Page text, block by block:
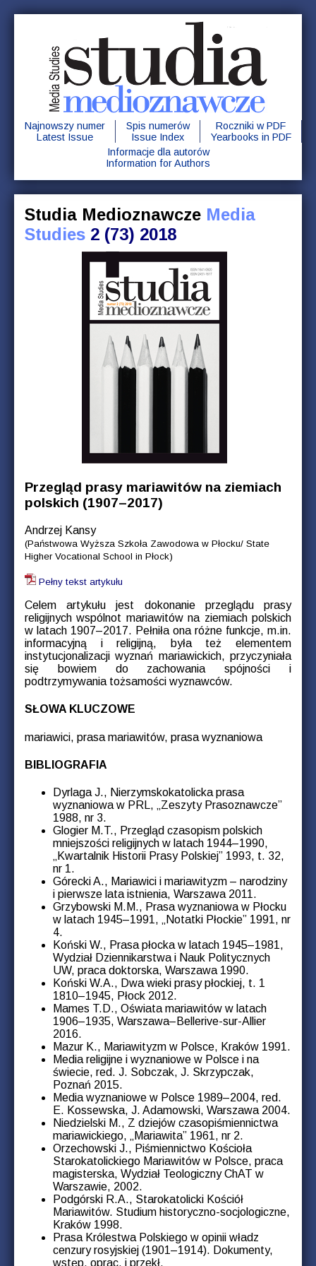
Najnowszy numer
Latest Issue
Spis numerów
Issue Index
Roczniki w PDF
Yearbooks in PDF
Informacje dla autorów
Information for Authors
Studia Medioznawcze Media
Studies 2 (73) 2018
Przegląd prasy mariawitów na ziemiach
polskich (1907–2017)
Andrzej Kansy
(Państwowa Wyższa Szkoła Zawodowa w Płocku/ State
Higher Vocational School in Płock)
Pełny tekst artykułu
Celem artykułu jest dokonanie przeglądu prasy
religijnych wspólnot mariawitów na ziemiach polskich
w latach 1907–2017. Pełniła ona różne funkcje, m.in.
informacyjną i religijną, była też elementem
instytucjonalizacji wyznań mariawickich, przyczyniała
się bowiem do zachowania spójności i
podtrzymywania tożsamości wyznawców.
SŁOWA KLUCZOWE
mariawici, prasa mariawitów, prasa wyznaniowa
BIBLIOGRAFIA
Dyrlaga J., Nierzymskokatolicka prasa
wyznaniowa w PRL, „Zeszyty Prasoznawcze”
1988, nr 3.
Glogier M.T., Przegląd czasopism polskich
mniejszości religijnych w latach 1944–1990,
„Kwartalnik Historii Prasy Polskiej” 1993, t. 32,
nr 1.
Górecki A., Mariawici i mariawityzm – narodziny
i pierwsze lata istnienia, Warszawa 2011.
Grzybowski M.M., Prasa wyznaniowa w Płocku
w latach 1945–1991, „Notatki Płockie” 1991, nr
4.
Koński W., Prasa płocka w latach 1945–1981,
Wydział Dziennikarstwa i Nauk Politycznych
UW, praca doktorska, Warszawa 1990.
Koński W.A., Dwa wieki prasy płockiej, t. 1
1810–1945, Płock 2012.
Mames T.D., Oświata mariawitów w latach
1906–1935, Warszawa–Bellerive-sur-Allier
2016.
Mazur K., Mariawityzm w Polsce, Kraków 1991.
Media religijne i wyznaniowe w Polsce i na
świecie, red. J. Sobczak, J. Skrzypczak,
Poznań 2015.
Media wyznaniowe w Polsce 1989–2004, red.
E. Kossewska, J. Adamowski, Warszawa 2004.
Niedzielski M., Z dziejów czasopiśmiennictwa
mariawickiego, „Mariawita” 1961, nr 2.
Orzechowski J., Piśmiennictwo Kościoła
Starokatolickiego Mariawitów w Polsce, praca
magisterska, Wydział Teologiczny ChAT w
Warszawie, 2002.
Podgórski R.A., Starokatolicki Kościół
Mariawitów. Studium historyczno-socjologiczne,
Kraków 1998.
Prasa Królestwa Polskiego w opinii władz
cenzury rosyjskiej (1901–1914). Dokumenty,
wstęp, oprac. i przekł.